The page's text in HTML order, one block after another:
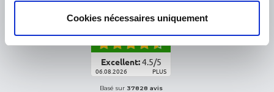
Cookies nécessaires uniquement
eKomi
THE FEEDBACK
Excellent:4.5/5
06.08.2026 PLUS
Basé sur 37828 avis